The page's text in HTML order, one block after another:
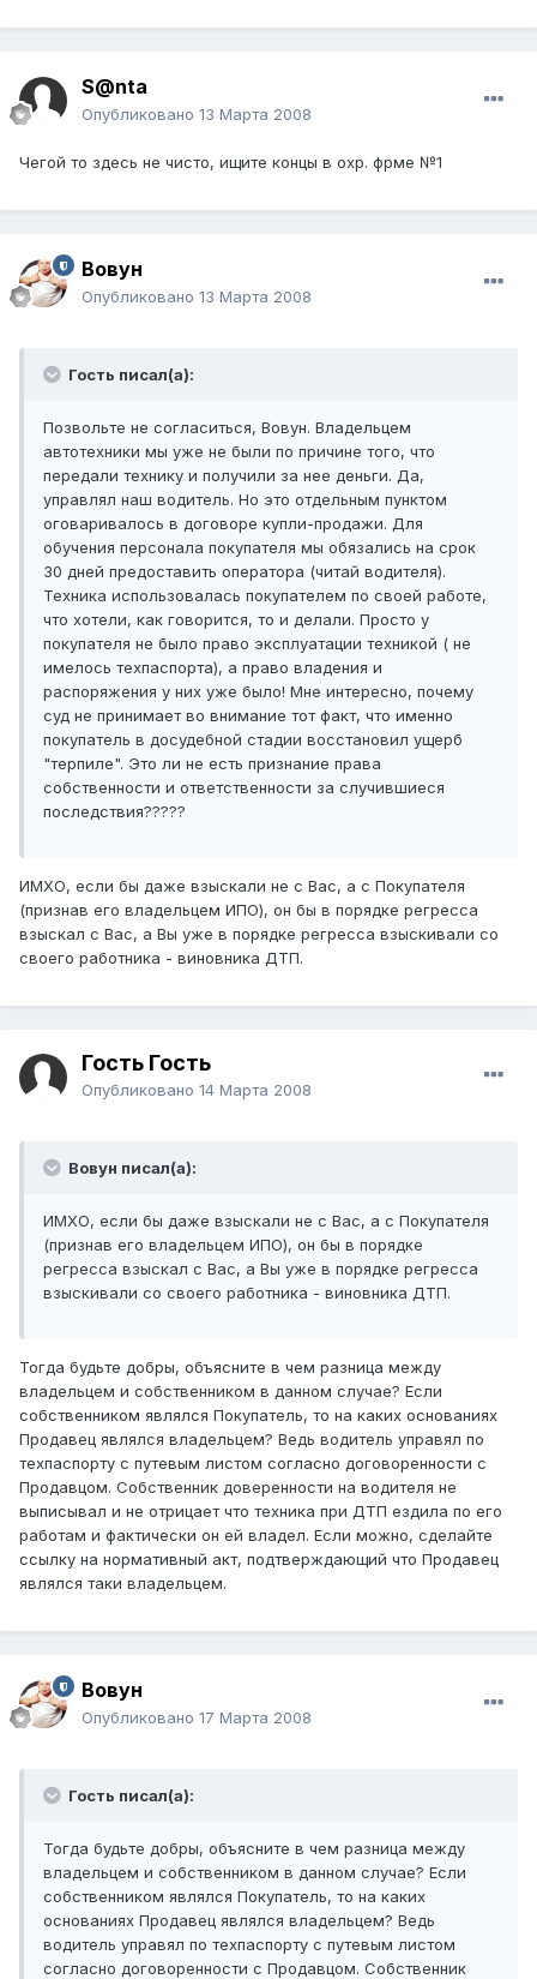
S@nta
Опубликовано 13 Марта 2008
Чегой то здесь не чисто, ищите концы в охр. фрме №1
Вовун
Опубликовано 13 Марта 2008
Гость писал(а):
Позвольте не согласиться, Вовун. Владельцем
автотехники мы уже не были по причине того, что
передали технику и получили за нее деньги. Да,
управлял наш водитель. Но это отдельным пунктом
оговаривалось в договоре купли-продажи. Для
обучения персонала покупателя мы обязались на срок
30 дней предоставить оператора (читай водителя).
Техника использовалась покупателем по своей работе,
что хотели, как говорится, то и делали. Просто у
покупателя не было право эксплуатации техникой ( не
имелось техпаспорта), а право владения и
распоряжения у них уже было! Мне интересно, почему
суд не принимает во внимание тот факт, что именно
покупатель в досудебной стадии восстановил ущерб
"терпиле". Это ли не есть признание права
собственности и ответственности за случившиеся
последствия?????
ИМХО, если бы даже взыскали не с Вас, а с Покупателя
(признав его владельцем ИПО), он бы в порядке регресса
взыскал с Вас, а Вы уже в порядке регресса взыскивали со
своего работника - виновника ДТП.
Гость Гость
Опубликовано 14 Марта 2008
Вовун писал(а):
ИМХО, если бы даже взыскали не с Вас, а с Покупателя
(признав его владельцем ИПО), он бы в порядке
регресса взыскал с Вас, а Вы уже в порядке регресса
взыскивали со своего работника - виновника ДТП.
Тогда будьте добры, объясните в чем разница между
владельцем и собственником в данном случае? Если
собственником являлся Покупатель, то на каких основаниях
Продавец являлся владельцем? Ведь водитель управял по
техпаспорту с путевым листом согласно договоренности с
Продавцом. Собственник доверенности на водителя не
выписывал и не отрицает что техника при ДТП ездила по его
работам и фактически он ей владел. Если можно, сделайте
ссылку на нормативный акт, подтверждающий что Продавец
являлся таки владельцем.
Вовун
Опубликовано 17 Марта 2008
Гость писал(а):
Тогда будьте добры, объясните в чем разница между
владельцем и собственником в данном случае? Если
собственником являлся Покупатель, то на каких
основаниях Продавец являлся владельцем? Ведь
водитель управял по техпаспорту с путевым листом
согласно договоренности с Продавцом. Собственник